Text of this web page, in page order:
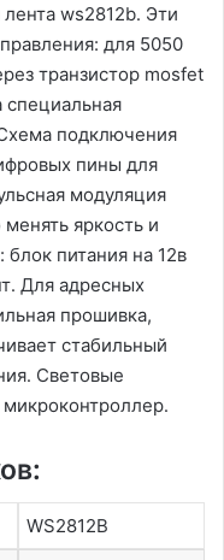
ws2812b․ Эти
для 5050
транзистор mosfet
подключения
пины для
модуляция
яркость и
питания на 12в
Для адресных
прошивка,
стабильный
Световые
WS2812B